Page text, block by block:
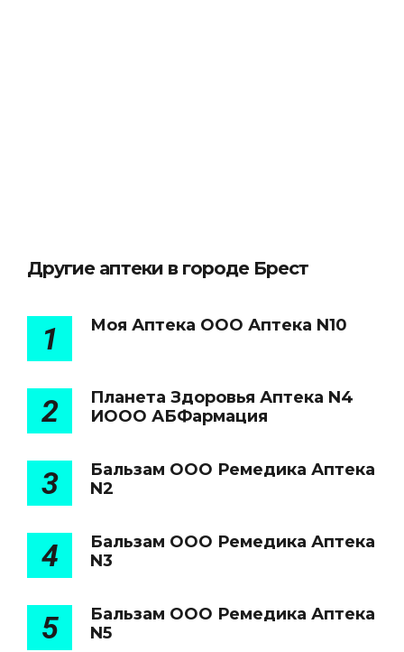
Другие аптеки в городе Брест
1 Моя Аптека ООО Аптека N10
2
Планета Здоровья Аптека N4
ИООО АБФармация
3
Бальзам ООО Ремедика Аптека
N2
4
Бальзам ООО Ремедика Аптека
N3
5
Бальзам ООО Ремедика Аптека
N5